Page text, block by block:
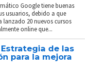
Google tiene buenas
usuarios, debido a que
lanzado 20 nuevos cursos
online que...
de las
para la mejora